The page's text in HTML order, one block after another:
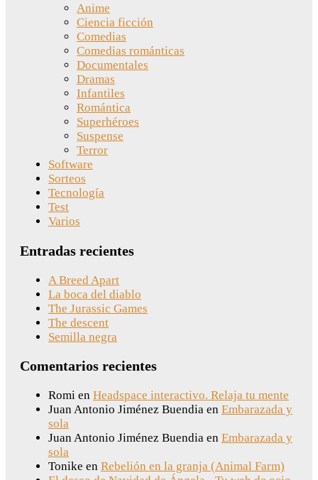
Anime
Ciencia ficción
Comedias
Comedias románticas
Documentales
Dramas
Infantiles
Romántica
Superhéroes
Suspense
Terror
Software
Sorteos
Tecnología
Test
Varios
Entradas recientes
A Breed Apart
La boca del diablo
The Jurassic Games
The descent
Semilla negra
Comentarios recientes
Romi en Headspace interactivo. Relaja tu mente
Juan Antonio Jiménez Buendia en Embarazada y
sola
Juan Antonio Jiménez Buendia en Embarazada y
sola
Tonike en Rebelión en la granja (Animal Farm)